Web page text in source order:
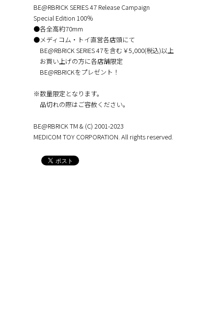
BE@RBRICK SERIES 47 Release Campaign
Special Edition 100％
●各全高約70mm
●メディコム・トイ直営各店頭にて
BE@RBRICK SERIES 47を含む￥5,000(税込)以上
お買い上げの方に各店舗限定
BE@RBRICKをプレゼント！
※数量限定となります。
品切れの際はご容赦ください。
BE@RBRICK TM & (C) 2001-2023
MEDICOM TOY CORPORATION. All rights reserved.